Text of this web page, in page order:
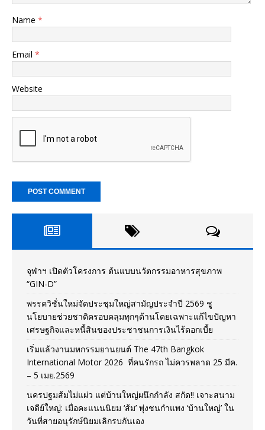
Name *
Email *
Website
จุฬาฯ เปิดตัวโครงการ ต้นแบบนวัตกรรมอาหารสุขภาพ
“GIN-D”
พรรควิชั่นใหม่จัดประชุมใหญ่สามัญประจำปี 2569 ชู
นโยบายช่วยชาติครอบคลุมทุกๆด้านโดยเฉพาะแก้ไขปัญหา
เศรษฐกิจและหนี้สินของประชาชนการเงินไร้ดอกเบี้ย
เริ่มแล้วงานมหกรรมยานยนต์ The 47th Bangkok
International Motor 2026 ที่คนรักรถ ไม่ควรพลาด 25 มีค.
– 5 เมย.2569
นครปฐมส้มไม่แผ่ว แต่บ้านใหญ่ผนึกกำลัง สกัด!! เจาะสนาม
เจดีย์ใหญ่: เมื่อคะแนนนิยม ‘ส้ม’ พุ่งชนกำแพง ‘บ้านใหญ่’ ใน
วันที่สายอนุรักษ์นิยมเลิกรบกันเอง